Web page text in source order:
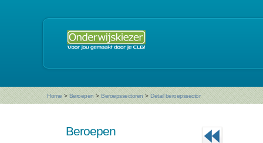
Home > Beroepen > Beroepssectoren > Detail beroepssector
Beroepen